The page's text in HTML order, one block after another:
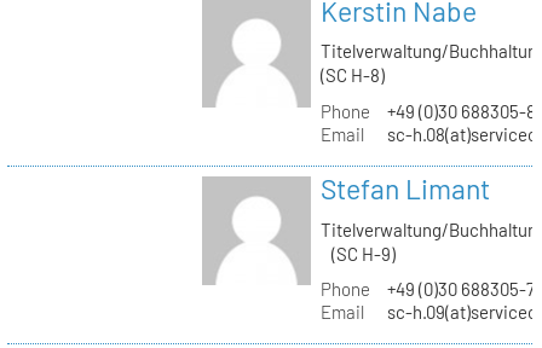
Kerstin Nabe
Titelverwaltung/
(SC H-8)
Phone
+49 (0)30 688305-
Email
sc-
Stefan Limant
Titelverwaltung/
(SC H-9)
Phone
+49 (0)30 688305-
Email
sc-